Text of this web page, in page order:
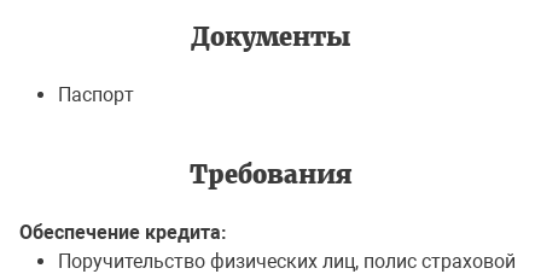
Документы
Паспорт
Требования
Обеспечение кредита:
Поручительство физических лиц, полис страховой